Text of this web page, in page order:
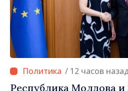
/ 12 часов
Республика Молдова и